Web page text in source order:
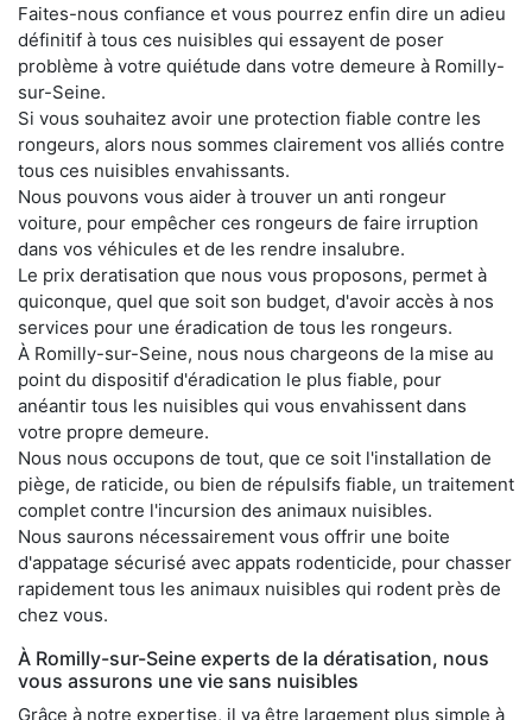
Faites-nous confiance et vous pourrez enfin dire un adieu
définitif à tous ces nuisibles qui essayent de poser
problème à votre quiétude dans votre demeure à Romilly-
sur-Seine.
Si vous souhaitez avoir une protection fiable contre les
rongeurs, alors nous sommes clairement vos alliés contre
tous ces nuisibles envahissants.
Nous pouvons vous aider à trouver un anti rongeur
voiture, pour empêcher ces rongeurs de faire irruption
dans vos véhicules et de les rendre insalubre.
Le prix deratisation que nous vous proposons, permet à
quiconque, quel que soit son budget, d'avoir accès à nos
services pour une éradication de tous les rongeurs.
À Romilly-sur-Seine, nous nous chargeons de la mise au
point du dispositif d'éradication le plus fiable, pour
anéantir tous les nuisibles qui vous envahissent dans
votre propre demeure.
Nous nous occupons de tout, que ce soit l'installation de
piège, de raticide, ou bien de répulsifs fiable, un traitement
complet contre l'incursion des animaux nuisibles.
Nous saurons nécessairement vous offrir une boite
d'appatage sécurisé avec appats rodenticide, pour chasser
rapidement tous les animaux nuisibles qui rodent près de
chez vous.
À Romilly-sur-Seine experts de la dératisation, nous
vous assurons une vie sans nuisibles
Grâce à notre expertise, il va être largement plus simple à